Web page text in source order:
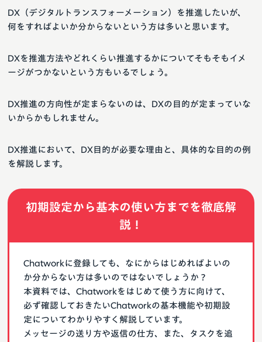
DX推進において、DX目的が必要な理由と、具体的な目的の例
を解説します。
DX推進の方向性が定まらないのは、DXの目的が定まっていな
いからかもしれません。
DXを推進方法やどれくらい推進するかについてそもそもイメ
ージがつかないという方もいるでしょう。
DX（デジタルトランスフォーメーション）を推進したいが、
何をすればよいか分からないという方は多いと思います。
初期設定から基本の使い方までを徹底解
説！
Chatworkに登録しても、なにからはじめればよいの
か分からない方は多いのではないでしょうか？
本資料では、Chatworkをはじめて使う方に向けて、
必ず確認しておきたいChatworkの基本機能や初期設
定についてわかりやすく解説しています。
メッセージの送り方や返信の仕方、また、タスクを追